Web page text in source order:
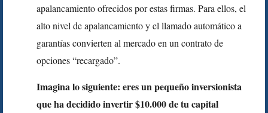
apalancamiento ofrecidos por estas firmas. Para ellos, el
alto nivel de apalancamiento y el llamado automático a
garantías convierten al mercado en un contrato de
opciones “recargado”.
Imagina lo siguiente: eres un pequeño inversionista
que ha decidido invertir $10.000 de tu capital